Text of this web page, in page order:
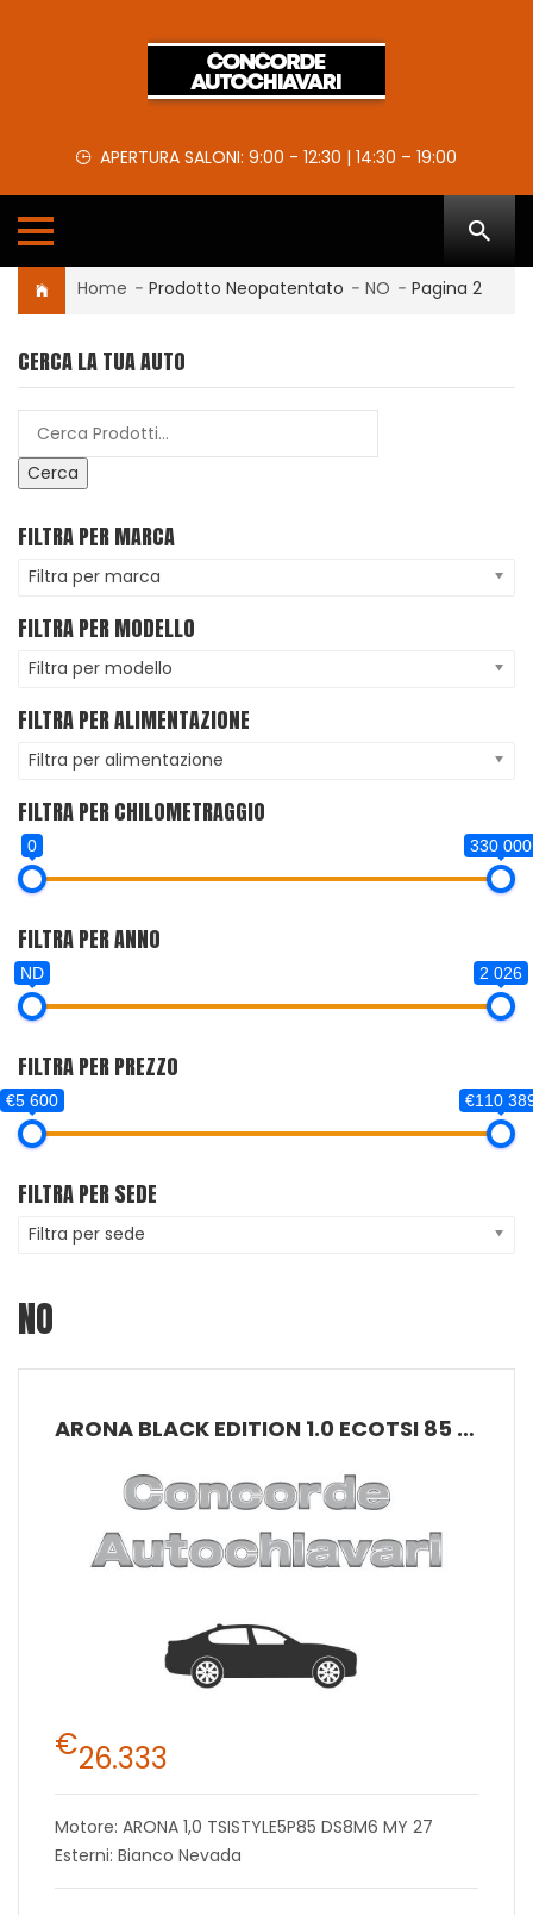
APERTURA SALONI: 9:00 - 12:30 | 14:30 – 19:00
Home - Prodotto Neopatentato - NO - Pagina 2
CERCA LA TUA AUTO
Cerca
FILTRA PER MARCA
Filtra per marca
FILTRA PER MODELLO
Filtra per modello
FILTRA PER ALIMENTAZIONE
Filtra per alimentazione
FILTRA PER CHILOMETRAGGIO
0 330 000
FILTRA PER ANNO
ND 2 026
FILTRA PER PREZZO
€5 600 €110
FILTRA PER SEDE
Filtra per sede
NO
ARONA BLACK EDITION 1.0 ECOTSI 85 KW (115 CV) BENZINA MANUALE 6 MARCE 2WD
€26.333
Motore: ARONA 1,0 TSISTYLE5P85 DS8M6 MY 27
Esterni: Bianco Nevada